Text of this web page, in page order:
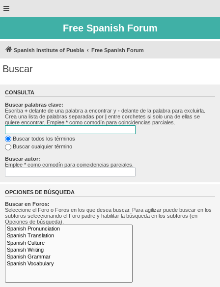
Free Spanish Forum
Spanish Institute of Puebla Free Spanish Forum
Buscar
CONSULTA
Buscar palabras clave:
Escriba + delante de una palabra a encontrar y - delante de la palabra para excluirla.
Crea una lista de palabras separadas por | entre corchetes si solo una de ellas se
quiere encontrar. Emplee * como comodín para coincidencias parciales.
Buscar todos los términos
Buscar cualquier término
Buscar autor:
Emplee * como comodín para coincidencias parciales.
OPCIONES DE BÚSQUEDA
Buscar en Foros:
Seleccione el Foro o Foros en los que desea buscar. Para agilizar puede buscar en los
subforos seleccionando el Foro padre y habilitar la búsqueda en los subforos (en
Opciones de búsqueda).